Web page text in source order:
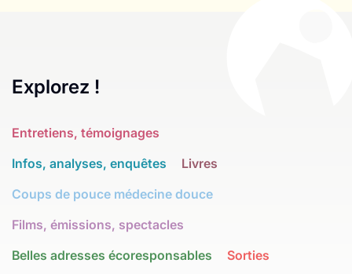
Explorez !
Entretiens, témoignages
Infos, analyses, enquêtes
Livres
Coups de pouce médecine douce
Films, émissions, spectacles
Belles adresses écoresponsables
Sorties